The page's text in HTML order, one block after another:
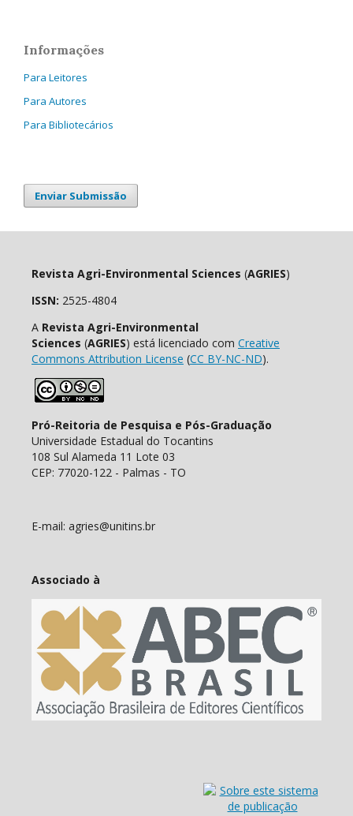
Informações
Para Leitores
Para Autores
Para Bibliotecários
Enviar Submissão
Revista Agri-Environmental Sciences (AGRIES)
ISSN: 2525-4804
A Revista Agri-Environmental
Sciences (AGRIES) está licenciado com Creative
Commons Attribution License (CC BY-NC-ND).
Pró-Reitoria de Pesquisa e Pós-Graduação
Universidade Estadual do Tocantins
108 Sul Alameda 11 Lote 03
CEP: 77020-122 - Palmas - TO
E-mail: agries@unitins.br
Associado à